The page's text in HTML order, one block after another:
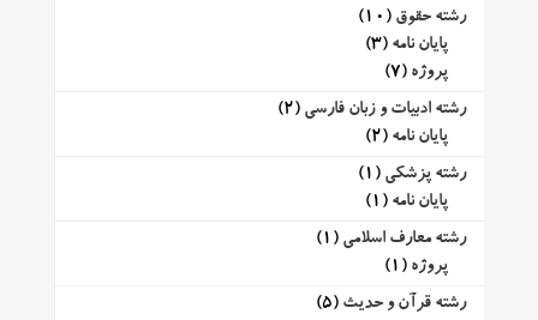
رشته حقوق (10)
پایان نامه (3)
پروژه (7)
رشته ادبیات و زبان فارسی (2)
پایان نامه (2)
رشته پزشکی (1)
پایان نامه (1)
رشته معارف اسلامی (1)
پروژه (1)
رشته قرآن و حدیث (5)